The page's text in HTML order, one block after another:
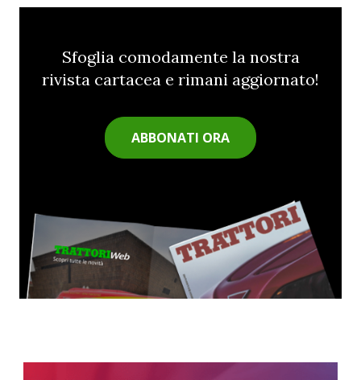
Sfoglia comodamente la nostra
rivista cartacea e rimani aggiornato!
ABBONATI ORA